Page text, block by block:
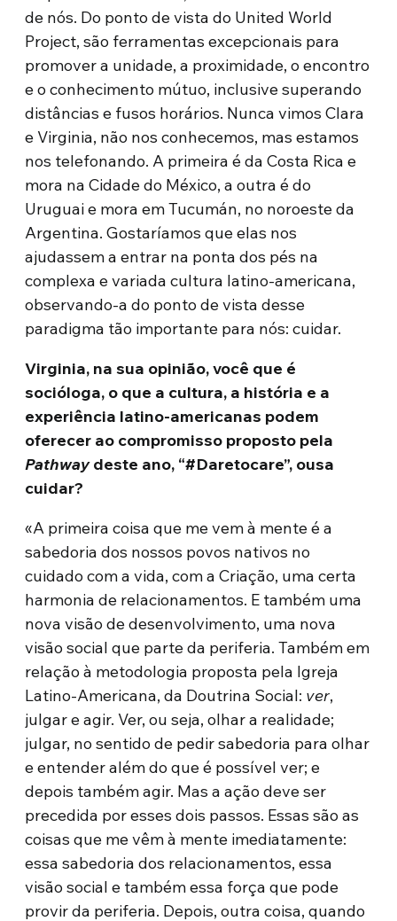
de nós. Do ponto de vista do United World
Project, são ferramentas excepcionais para
promover a unidade, a proximidade, o encontro
e o conhecimento mútuo, inclusive superando
distâncias e fusos horários. Nunca vimos Clara
e Virginia, não nos conhecemos, mas estamos
nos telefonando. A primeira é da Costa Rica e
mora na Cidade do México, a outra é do
Uruguai e mora em Tucumán, no noroeste da
Argentina. Gostaríamos que elas nos
ajudassem a entrar na ponta dos pés na
complexa e variada cultura latino-americana,
observando-a do ponto de vista desse
paradigma tão importante para nós: cuidar.
Virginia, na sua opinião, você que é
socióloga, o que a cultura, a história e a
experiência latino-americanas podem
oferecer ao compromisso proposto pela
Pathwaydeste ano, “#Daretocare”, ousa
cuidar?
«A primeira coisa que me vem à mente é a
sabedoria dos nossos povos nativos no
cuidado com a vida, com a Criação, uma certa
harmonia de relacionamentos. E também uma
nova visão de desenvolvimento, uma nova
visão social que parte da periferia. Também em
relação à metodologia proposta pela Igreja
Latino-Americana, da Doutrina Social: ver,
julgar e agir. Ver, ou seja, olhar a realidade;
julgar, no sentido de pedir sabedoria para olhar
e entender além do que é possível ver; e
depois também agir. Mas a ação deve ser
precedida por esses dois passos. Essas são as
coisas que me vêm à mente imediatamente:
essa sabedoria dos relacionamentos, essa
visão social e também essa força que pode
provir da periferia. Depois, outra coisa, quando